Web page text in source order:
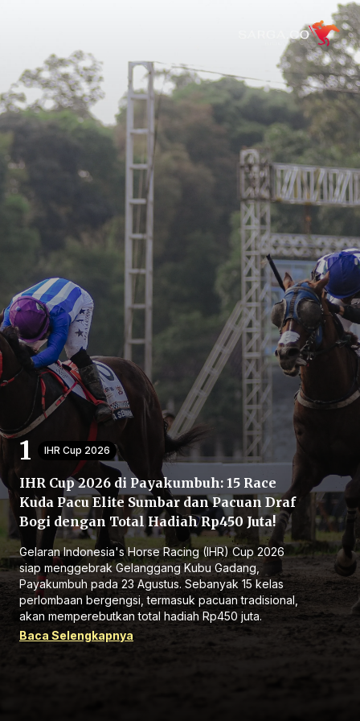
Beranda
Bagikan
Sebelumnya
IHR Cup 2026
IHR Cup 2026 di Payakumbuh: 15 Race
Kuda Pacu Elite Sumbar dan Pacuan Draf
Bogi dengan Total Hadiah Rp450 Juta!
Gelaran Indonesia's Horse Racing (IHR) Cup 2026
siap menggebrak Gelanggang Kubu Gadang,
Payakumbuh pada 23 Agustus. Sebanyak 15 kelas
perlombaan bergengsi, termasuk pacuan tradisional,
akan memperebutkan total hadiah Rp450 juta.
Baca Selengkapnya